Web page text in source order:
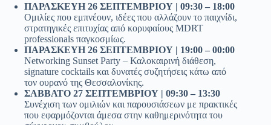
ΠΑΡΑΣΚΕΥΗ 26 ΣΕΠΤΕΜΒΡΙΟΥ | 09:30 – 18:00
Ομιλίες που εμπνέουν, ιδέες που αλλάζουν το παιχνίδι,
στρατηγικές επιτυχίας από κορυφαίους MDRT
professionals παγκοσμίως.
ΠΑΡΑΣΚΕΥΗ 26 ΣΕΠΤΕΜΒΡΙΟΥ | 19:00 – 00:00
Networking Sunset Party – Καλοκαιρινή διάθεση,
signature cocktails και δυνατές συζητήσεις κάτω από
τον ουρανό της Θεσσαλονίκης.
ΣΑΒΒΑΤΟ 27 ΣΕΠΤΕΜΒΡΙΟΥ | 09:30 – 13:30
Συνέχιση των ομιλιών και παρουσιάσεων με πρακτικές
που εφαρμόζονται άμεσα στην καθημερινότητα του